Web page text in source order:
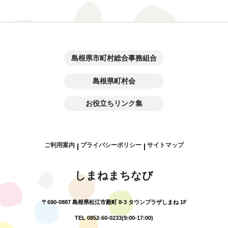
島根県市町村総合事務組合
島根県町村会
お役立ちリンク集
ご利用案内 | プライバシーポリシー | サイトマップ
しまねまちなび
〒690-0887 島根県松江市殿町 8-3 タウンプラザしまね 1F
TEL 0852-60-0233(9:00-17:00)